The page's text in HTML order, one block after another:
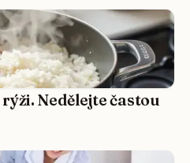
Nedělejte častou